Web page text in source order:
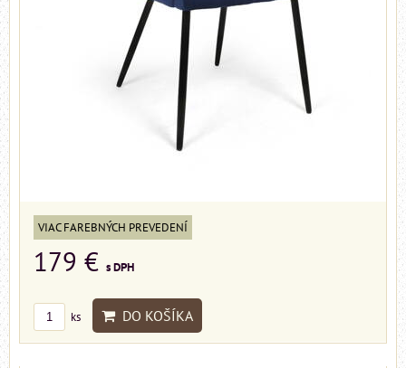
VIAC FAREBNÝCH PREVEDENÍ
179 € s DPH
ks DO KOŠÍKA